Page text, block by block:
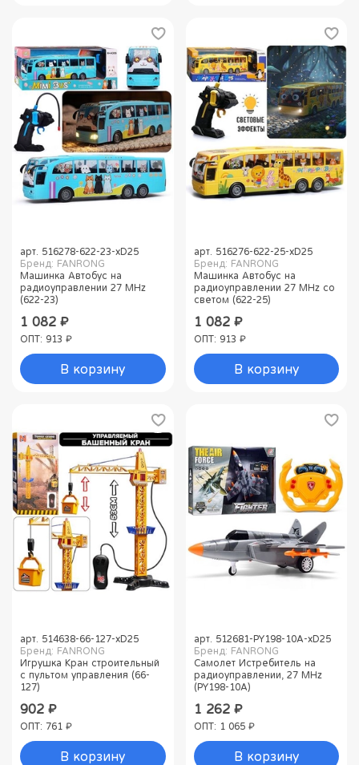
арт. 516278-622-23-хD25
Бренд: FANRONG
Машинка Автобус на
радиоуправлении 27 MHz
(622-23)
1 082 ₽
ОПТ: 913 ₽
В корзину
арт.
516276-622-25-хD25
Бренд: FANRONG
Машинка Автобус на
радиоуправлении 27 MHz со
светом (622-25)
1 082 ₽
ОПТ: 913 ₽
В корзину
арт. 514638-66-127-хD25
Бренд: FANRONG
Игрушка Кран строительный
с пультом управления (66-
127)
902 ₽
ОПТ: 761 ₽
В корзину
арт.
512681-PY198-10A-хD25
Бренд: FANRONG
Самолет Истребитель на
радиоуправлении, 27 MHz
(PY198-10A)
1 262 ₽
ОПТ: 1 065 ₽
В корзину